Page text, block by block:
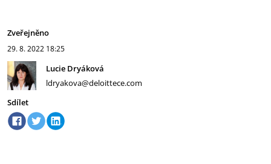
Zveřejněno
29. 8. 2022 18:25
Lucie Dryáková
ldryakova@deloittece.com
Sdílet